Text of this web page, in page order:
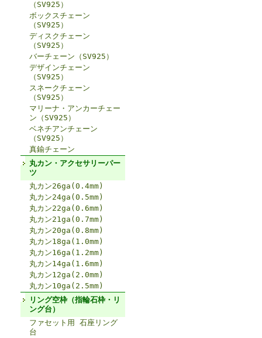
（SV925）
ボックスチェーン
（SV925）
ディスクチェーン
（SV925）
バーチェーン（SV925）
デザインチェーン
（SV925）
スネークチェーン
（SV925）
マリーナ・アンカーチェー
ン（SV925）
ベネチアンチェーン
（SV925）
真鍮チェーン
丸カン・アクセサリーパー
ツ
丸カン26ga(0.4mm)
丸カン24ga(0.5mm)
丸カン22ga(0.6mm)
丸カン21ga(0.7mm)
丸カン20ga(0.8mm)
丸カン18ga(1.0mm)
丸カン16ga(1.2mm)
丸カン14ga(1.6mm)
丸カン12ga(2.0mm)
丸カン10ga(2.5mm)
リング空枠（指輪石枠・リ
ング台）
ファセット用 石座リング
台